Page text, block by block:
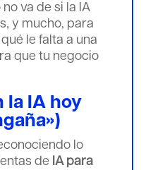
va de si la IA
y mucho, para
le falta a una
que tu negocio
la IA hoy
lo
de IA para